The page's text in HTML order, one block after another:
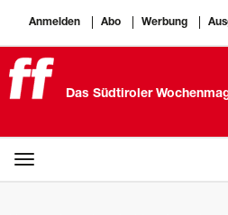
Anmelden Abo Werbung
Das Südtiroler